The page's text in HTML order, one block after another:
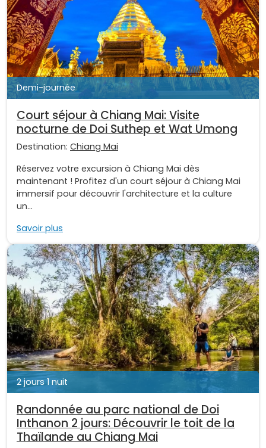
Demi-journée
Court séjour à Chiang Mai: Visite
nocturne de Doi Suthep et Wat Umong
Destination: Chiang Mai
Réservez votre excursion à Chiang Mai dès
maintenant ! Profitez d'un court séjour à Chiang Mai
immersif pour découvrir l'architecture et la culture
un...
Savoir plus
2 jours 1 nuit
Randonnée au parc national de Doi
Inthanon 2 jours: Découvrir le toit de la
Thaïlande au Chiang Mai